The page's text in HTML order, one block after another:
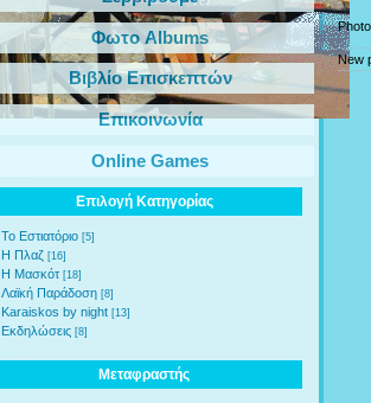
Φωτο Albums
Βιβλίο Επισκεπτών
Επικοινωνία
Online Games
Επιλογή Κατηγορίας
Το Εστιατόριο [5]
Η Πλαζ [16]
Η Μασκότ [18]
Λαϊκή Παράδοση [8]
Karaiskos by night [13]
Εκδηλώσεις [8]
Μεταφραστής
New